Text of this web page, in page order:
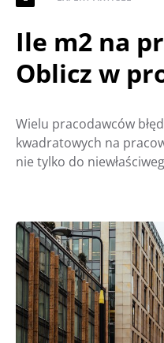
Ile m2 na
Oblicz w
Wielu pracodawców
kwadratowych na
nie tylko do